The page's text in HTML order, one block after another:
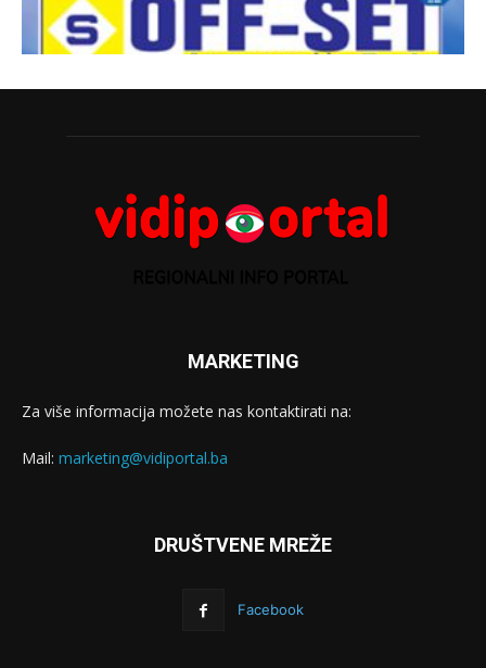
MARKETING
Za više informacija možete nas kontaktirati na:
Mail: marketing@vidiportal.ba
DRUŠTVENE MREŽE
Facebook